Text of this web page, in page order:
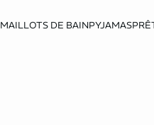
MAILLOTS DE BAINPYJAMAS